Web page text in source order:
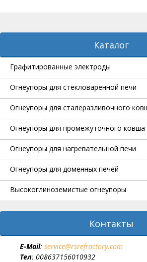
Каталог
Графитированные электроды
Огнеупоры для стекловаренной печи
Огнеупоры для сталеразливочного
Огнеупоры для промежуточного ковша
Огнеупоры для нагревательной печи
Огнеупоры для доменных печей
Высокоглиноземистые огнеупоры
Контакты
E-Мail: service@rsrefractory.com
Тел: 008637156010932